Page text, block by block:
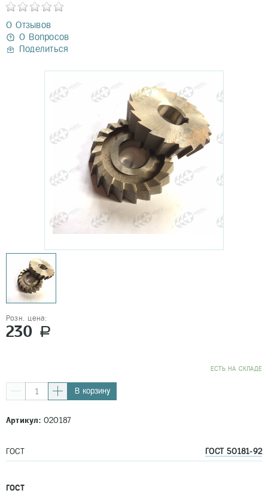
0 Отзывов
0 Вопросов
Поделиться
Розн. цена:
230 a
EСТЬ НА СКЛАДЕ
В корзину
Артикул:020187
ГОСТ ГОСТ 50181-92
ГОСТ